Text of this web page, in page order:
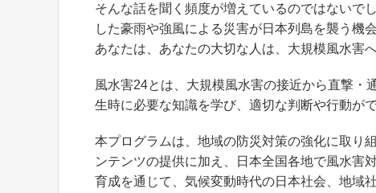
そんな話を聞く頻度が増えているのではないで
した豪雨や強風による災害が日本列島を襲う機
あなたは、あなたの大切な人は、大規模風水害
風水害24とは、大規模風水害の接近から直撃・
生時に必要な知識を学び、適切な判断や行動が
本プログラムは、地域の防災対策の強化に取り
ンテンツの提供に加え、日本全国各地で風水害
育成を通じて、気候変動時代の日本社会、地域